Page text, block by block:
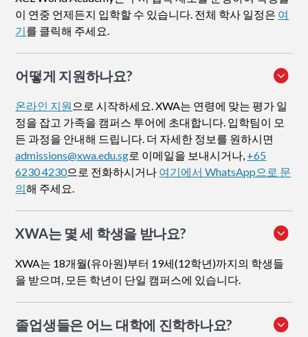
이 연중 언제든지 입학할 수 있습니다. 전체 학사 일정은 여
기를 클릭해 주세요.
어떻게 지원하나요?
온라인 지원 으로 시작하세요. XWA는 연령에 맞는 평가 일
정을 잡고 가족을 캠퍼스 투어에 초대합니다. 입학팀이 모
든 과정을 안내해 드립니다. 더 자세한 정보를 원하시면
admissions@xwa.edu.sg로 이메일을 보내시거나, +65
6230 4230으로 전화하시거나 여기에서 WhatsApp으로 문
의해 주세요.
XWA는 몇 세 학생을 받나요?
XWA는 18개월(유아원)부터 19세(12학년)까지의 학생들
을 받으며, 모든 학년이 단일 캠퍼스에 있습니다.
졸업생들은 어느 대학에 진학하나요?